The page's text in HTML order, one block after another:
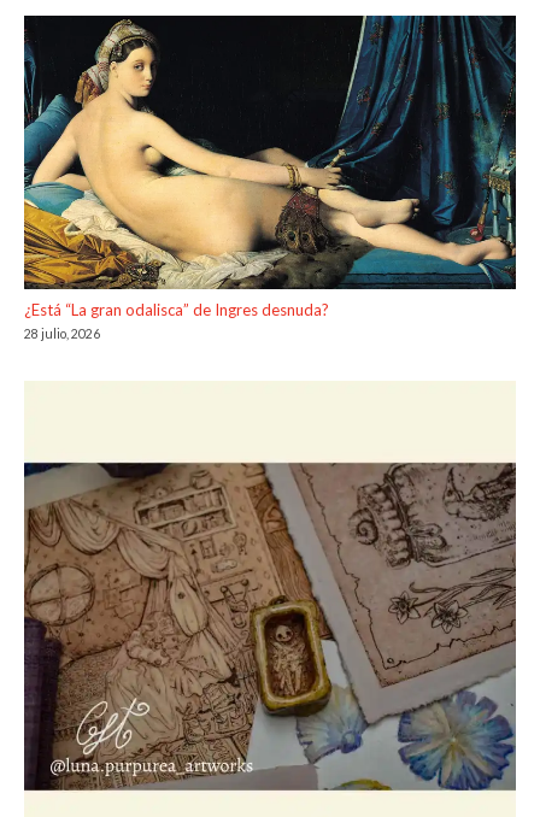
¿Está “La gran odalisca” de Ingres desnuda?
28 julio, 2026